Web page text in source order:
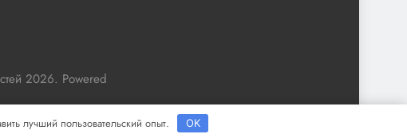
2026. Powered
лучший пользовательский опыт. OK